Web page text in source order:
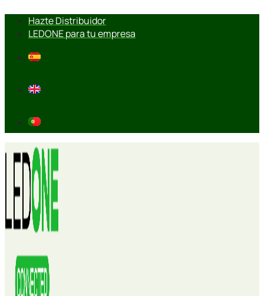
contenido
Hazte Distribuidor
LEDONE para tu empresa